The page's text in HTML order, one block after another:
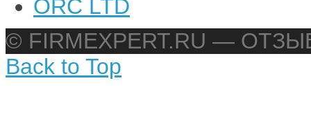
ORC LTD
© FIRMEXPERT.RU —
Back to Top